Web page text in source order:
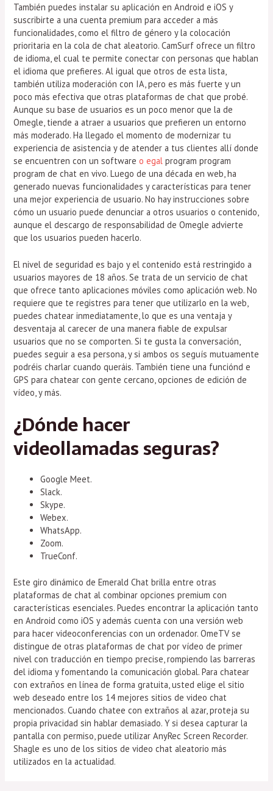
También puedes instalar su aplicación en Android e iOS y
suscribirte a una cuenta premium para acceder a más
funcionalidades, como el filtro de género y la colocación
prioritaria en la cola de chat aleatorio. CamSurf ofrece un filtro
de idioma, el cual te permite conectar con personas que hablan
el idioma que prefieres. Al igual que otros de esta lista,
también utiliza moderación con IA, pero es más fuerte y un
poco más efectiva que otras plataformas de chat que probé.
Aunque su base de usuarios es un poco menor que la de
Omegle, tiende a atraer a usuarios que prefieren un entorno
más moderado. Ha llegado el momento de modernizar tu
experiencia de asistencia y de atender a tus clientes allí donde
se encuentren con un softwareo egal program program
program de chat en vivo. Luego de una década en web, ha
generado nuevas funcionalidades y características para tener
una mejor experiencia de usuario. No hay instrucciones sobre
cómo un usuario puede denunciar a otros usuarios o contenido,
aunque el descargo de responsabilidad de Omegle advierte
que los usuarios pueden hacerlo.
El nivel de seguridad es bajo y el contenido está restringido a
usuarios mayores de 18 años. Se trata de un servicio de chat
que ofrece tanto aplicaciones móviles como aplicación web. No
requiere que te registres para tener que utilizarlo en la web,
puedes chatear inmediatamente, lo que es una ventaja y
desventaja al carecer de una manera fiable de expulsar
usuarios que no se comporten. Si te gusta la conversación,
puedes seguir a esa persona, y si ambos os seguís mutuamente
podréis charlar cuando queráis. También tiene una funciónd e
GPS para chatear con gente cercano, opciones de edición de
vídeo, y más.
¿Dónde hacer
videollamadas seguras?
Google Meet.
Slack.
Skype.
Webex.
WhatsApp.
Zoom.
TrueConf.
Este giro dinámico de Emerald Chat brilla entre otras
plataformas de chat al combinar opciones premium con
características esenciales. Puedes encontrar la aplicación tanto
en Android como iOS y además cuenta con una versión web
para hacer videoconferencias con un ordenador. OmeTV se
distingue de otras plataformas de chat por vídeo de primer
nivel con traducción en tiempo precise, rompiendo las barreras
del idioma y fomentando la comunicación global. Para chatear
con extraños en línea de forma gratuita, usted elige el sitio
web deseado entre los 14 mejores sitios de video chat
mencionados. Cuando chatee con extraños al azar, proteja su
propia privacidad sin hablar demasiado. Y si desea capturar la
pantalla con permiso, puede utilizar AnyRec Screen Recorder.
Shagle es uno de los sitios de video chat aleatorio más
utilizados en la actualidad.